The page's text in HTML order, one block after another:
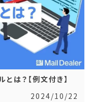
は？【例文付き】
2024/10/22